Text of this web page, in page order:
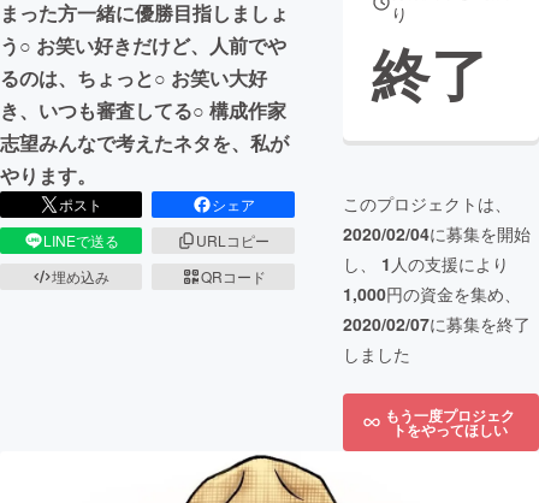
まった方一緒に優勝目指しましょ
う○ お笑い好きだけど、人前でや
るのは、ちょっと○ お笑い大好
き、いつも審査してる○ 構成作家
志望みんなで考えたネタを、私が
やります。
ポスト
シェア
LINEで送る
URLコピー
埋め込み
QRコード
り
終了
このプロジェクトは、
2020/02/04に募集を開始
し、 1 人の支援により
1,000円の資金を集め、
2020/02/07に募集を終了
しました
もう一度プロジェク
トをやってほしい